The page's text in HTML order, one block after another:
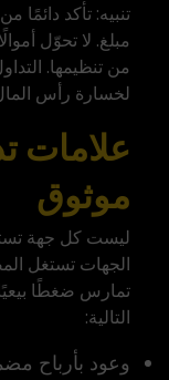
تنبيه: تأكد
مبلغ. لا تحوّل
من تنظيمها.
لخسارة رأس
علامات
موثوق
الجهات تستغل
تمارس ضغطًا
التالية:
وعود بأرباح